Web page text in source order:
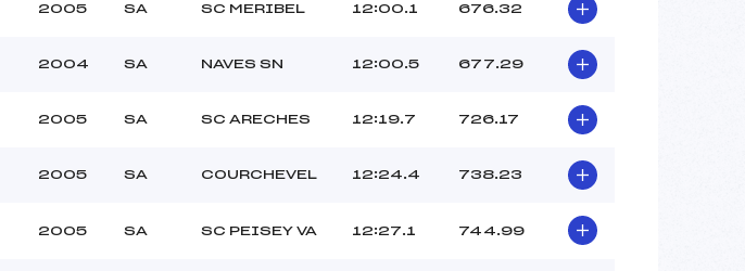
2005 SA SC MERIBEL 12:00.1 676.32
2004 SA NAVES SN 12:00.5 677.29
2005 SA SC ARECHES 12:19.7 726.17
2005 SA COURCHEVEL 12:24.4 738.23
2005 SA SC PEISEY VA 12:27.1 744.99